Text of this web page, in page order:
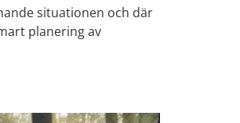
situationen och där
planering av